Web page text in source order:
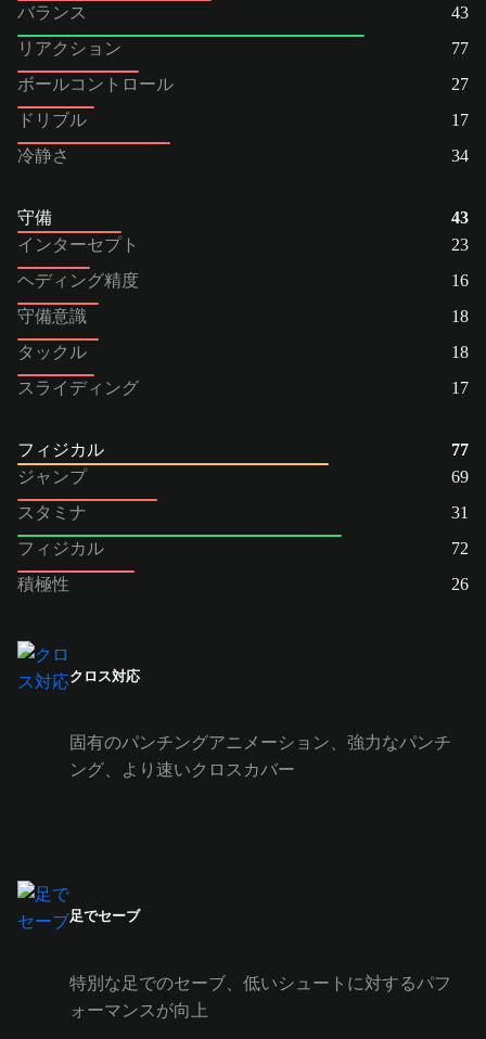
バランス
43
リアクション
77
ボールコントロール
27
ドリブル
17
冷静さ
34
守備
43
インターセプト
23
ヘディング精度
16
守備意識
18
タックル
18
スライディング
17
フィジカル
77
ジャンプ
69
スタミナ
31
フィジカル
72
積極性
26
クロス対応
固有のパンチングアニメーション、強力なパンチ
ング、より速いクロスカバー
足でセーブ
特別な足でのセーブ、低いシュートに対するパフ
ォーマンスが向上